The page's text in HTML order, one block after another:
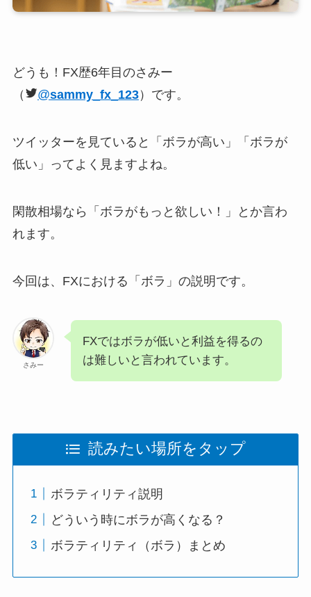
どうも！FX歴6年目のさみー
（
@sammy_fx_123）です。
ツイッターを見ていると「ボラが高い」「ボラが
低い」ってよく見ますよね。
閑散相場なら「ボラがもっと欲しい！」とか言わ
れます。
今回は、FXにおける「ボラ」の説明です。
さみー
FXではボラが低いと利益を得るの
は難しいと言われています。
読みたい場所をタップ
ボラティリティ説明
どういう時にボラが高くなる？
ボラティリティ（ボラ）まとめ